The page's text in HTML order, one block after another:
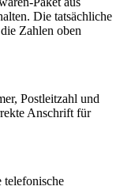
Die tatsächliche
Zahlen oben
Postleitzahl und
Anschrift für